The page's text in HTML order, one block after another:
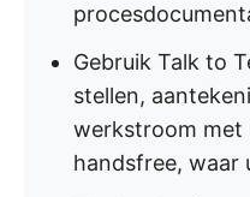
Gebruik Talk to
stellen,
werkstroom met
handsfree, waar